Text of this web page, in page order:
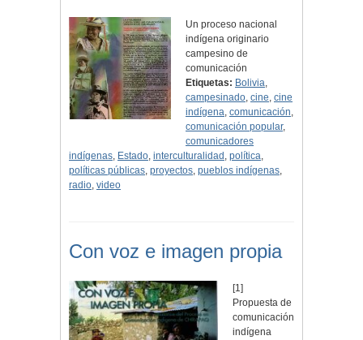
Un proceso nacional
indígena originario
campesino de
comunicación
Etiquetas: Bolivia,
campesinado, cine, cine
indígena, comunicación,
comunicación popular,
comunicadores
indígenas, Estado, interculturalidad , política,
políticas públicas, proyectos, pueblos indígenas,
radio, video
Con voz e imagen propia
[1]
Propuesta de
comunicación
indígena